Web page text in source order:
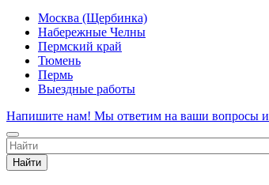
Москва (Щербинка)
Набережные Челны
Пермский край
Тюмень
Пермь
Выездные работы
Напишите нам! Мы ответим на ваши вопросы и
Найти